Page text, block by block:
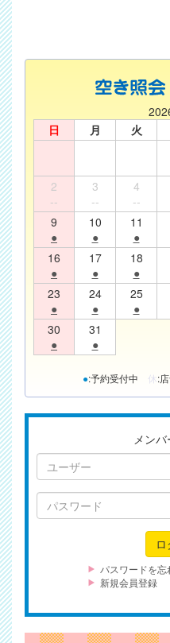
日
月 火
2
--
3
--
4
--
9
●
10
●
11
●
16
●
17
●
18
●
23
●
24
●
25
●
30
●
31
●
●:予約受付中 休:
メン
パスワードを忘
新規会員登録